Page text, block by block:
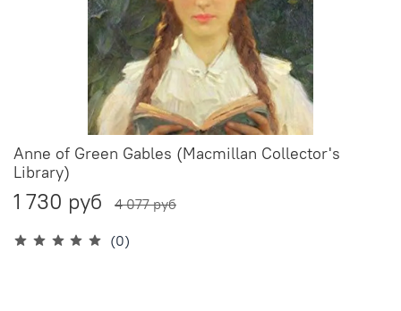
(0)
Anne of Green Gables (Macmillan Collector's
Library)
1 730 руб 4 077 руб